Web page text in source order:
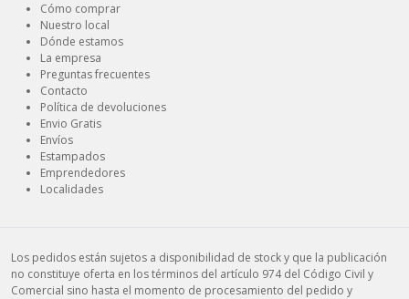
Cómo comprar
Nuestro local
Dónde estamos
La empresa
Preguntas frecuentes
Contacto
Política de devoluciones
Envio Gratis
Envíos
Estampados
Emprendedores
Localidades
Los pedidos están sujetos a disponibilidad de stock y que la publicación
no constituye oferta en los términos del artículo 974 del Código Civil y
Comercial sino hasta el momento de procesamiento del pedido y